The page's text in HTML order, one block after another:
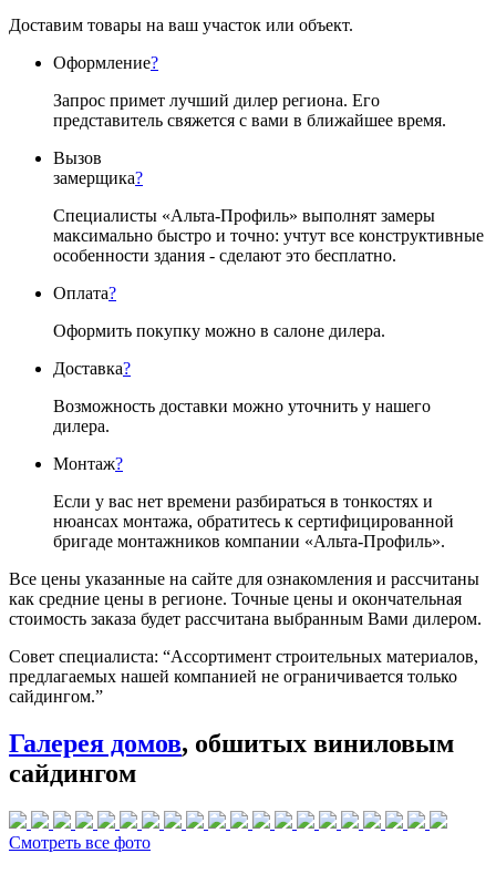
Доставим товары на ваш участок или объект.
Оформление?
Запрос примет лучший дилер региона. Его
представитель свяжется с вами в ближайшее время.
Вызов
замерщика?
Специалисты «Альта-Профиль» выполнят замеры
максимально быстро и точно: учтут все конструктивные
особенности здания - сделают это бесплатно.
Оплата?
Оформить покупку можно в салоне дилера.
Доставка?
Возможность доставки можно уточнить у нашего
дилера.
Монтаж?
Если у вас нет времени разбираться в тонкостях и
нюансах монтажа, обратитесь к сертифицированной
бригаде монтажников компании «Альта-Профиль».
Все цены указанные на сайте для ознакомления и рассчитаны
как средние цены в регионе. Точные цены и окончательная
стоимость заказа будет рассчитана выбранным Вами дилером.
Совет специалиста: “Ассортимент строительных материалов,
предлагаемых нашей компанией не ограничивается только
сайдингом.”
Галерея домов, обшитых виниловым
сайдингом
Смотреть все фото